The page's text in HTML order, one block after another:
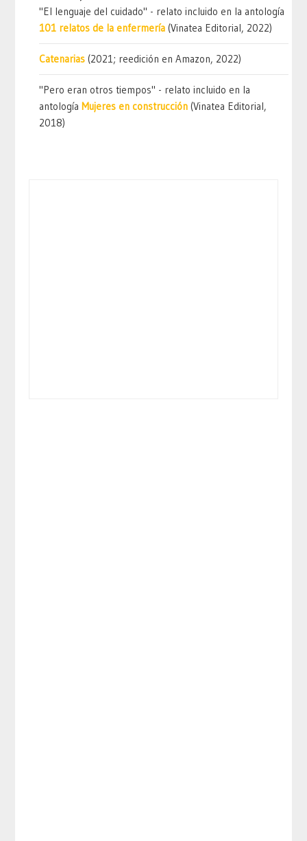
"El lenguaje del cuidado" - relato incluido en la antología
101 relatos de la enfermería (Vinatea Editorial, 2022)
Catenarias (2021; reedición en Amazon, 2022)
"Pero eran otros tiempos" - relato incluido en la
antología Mujeres en construcción (Vinatea Editorial,
2018)